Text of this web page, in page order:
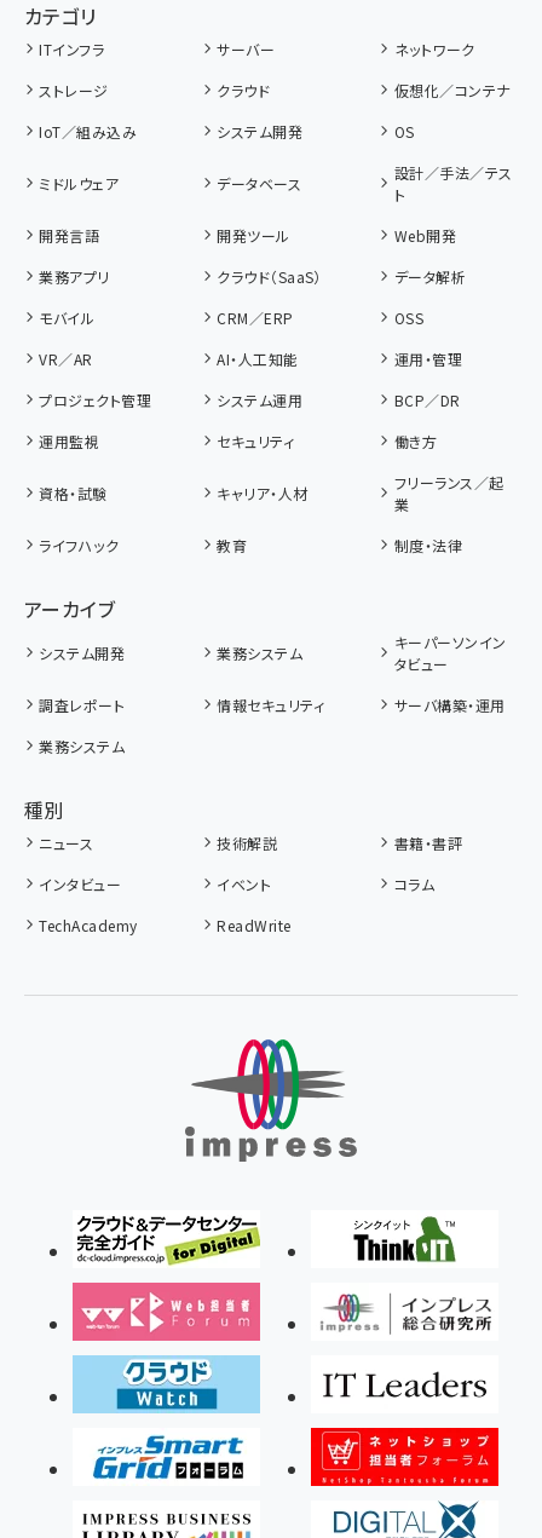
カテゴリ
ITインフラ サーバー
ネットワーク
ストレージ
クラウド
仮想化／コンテナ
IoT／組み込み
システム開発 OS
ミドルウェア データベース
設計／手法／テス
ト
開発言語
開発ツール
Web開発
業務アプリ
クラウド（SaaS）
データ解析
モバイル
CRM／ERP
OSS
VR／AR
AI・人工知能
運用・管理
プロジェクト管理
システム運用
BCP／DR
運用監視
セキュリティ 働き方
資格・試験 キャリア・人材
フリーランス／起
業
ライフハック
教育 制度・法律
アーカイブ
システム開発 業務システム
キーパーソンイン
タビュー
調査レポート
情報セキュリティ
サーバ構築・運用
業務システム
種別
ニュース 技術解説
書籍・書評
インタビュー
イベント
コラム
TechAcademy
ReadWrite